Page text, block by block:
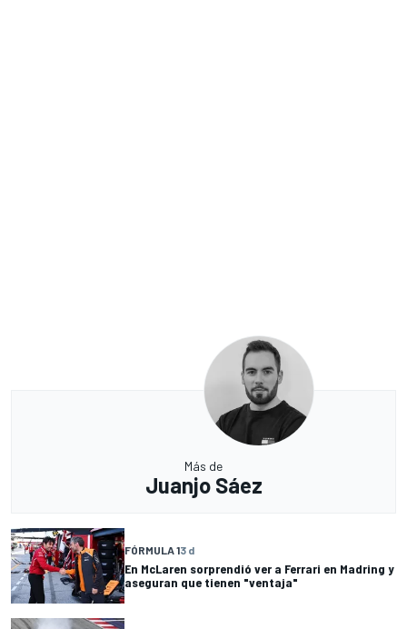
Más de
Juanjo Sáez
FÓRMULA 13 d
En McLaren sorprendió ver a Ferrari en Madring y
aseguran que tienen "ventaja"